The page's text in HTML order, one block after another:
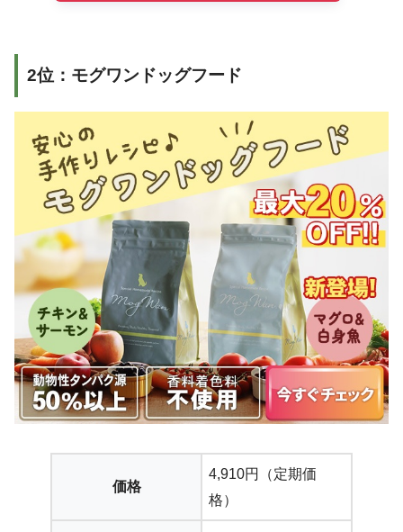
2位：モグワンドッグフード
価格
4,910円（定期価
格）